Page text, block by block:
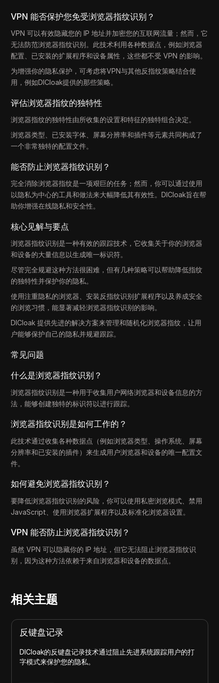
VPN 能否保护您免受浏览器指纹识别？
VPN 可以有效隐藏您的 IP 地址并加密您的互联网流量；然而，它
无法防范浏览器指纹识别。此技术利用各种数据点，例如浏览器
配置、已安装的扩展程序和设备属性，这些都不受 VPN 的影响。
为增强你的隐私保护，可考虑将VPN与其他反指纹策略结合使
用，例如DICloak提供的那些策略。
评估浏览器指纹的独特性
浏览器指纹的独特性由所收集的设置和特征的独特组合决定。
浏览器类型、已安装字体、屏幕分辨率和插件等元素共同构成了
一个非常独特的配置文件。
能否防止浏览器指纹识别？
完全消除浏览器指纹是一项艰巨的任务；然而，你可以通过使用
以隐私为中心的工具和做法来大幅降低其有效性。DICloak旨在帮
助你增强在线隐私和安全性。
核心见解与要点
浏览器指纹识别是一种有效的跟踪技术，它收集关于你的浏览器
和设备的大量信息以生成唯一标识符。
尽管完全规避这种方法很困难，但有几种策略可以帮助降低指纹
的独特性并保护你的隐私。
使用注重隐私的浏览器、安装反指纹识别扩展程序以及养成安全
的浏览习惯，能显著减轻浏览器指纹识别的影响。
DICloak 提供先进的解决方案来管理和随机化浏览器指纹，让用
户能够保护自己的隐私并规避跟踪。
常见问题
什么是浏览器指纹识别？
浏览器指纹识别是一种用于收集用户网络浏览器和设备信息的方
法，能够创建独特的标识符以进行跟踪。
浏览器指纹识别是如何工作的？
此技术通过收集各种数据点（例如浏览器类型、操作系统、屏幕
分辨率和已安装的插件）来生成用户浏览器和设备的唯一配置文
件。
如何避免浏览器指纹识别？
要降低浏览器指纹识别的风险，你可以使用私密浏览模式、禁用
JavaScript、使用浏览器扩展程序以及标准化浏览器设置。
VPN 能否防止浏览器指纹识别？
虽然 VPN 可以隐藏你的 IP 地址，但它无法阻止浏览器指纹识
别，因为这种方法依赖于来自浏览器和设备的数据点。
相关主题
反键盘记录
DICloak的反键盘记录技术通过阻止先进系统跟踪用户的打
字模式来保护您的隐私。